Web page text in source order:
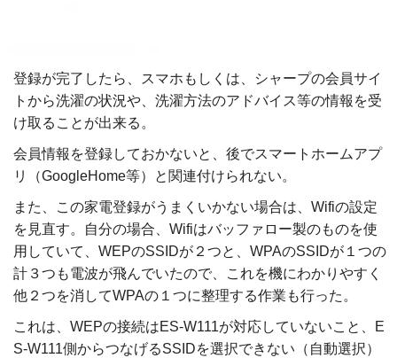
登録が完了したら、スマホもしくは、シャープの会員サイ
トから洗濯の状況や、洗濯方法のアドバイス等の情報を受
け取ることが出来る。
会員情報を登録しておかないと、後でスマートホームアプ
リ（GoogleHome等）と関連付けられない。
また、この家電登録がうまくいかない場合は、Wifiの設定
を見直す。自分の場合、Wifiはバッファロー製のものを使
用していて、WEPのSSIDが２つと、WPAのSSIDが１つの
計３つも電波が飛んでいたので、これを機にわかりやすく
他２つを消してWPAの１つに整理する作業も行った。
これは、WEPの接続はES-W111が対応していないこと、E
S-W111側からつなげるSSIDを選択できない（自動選択）